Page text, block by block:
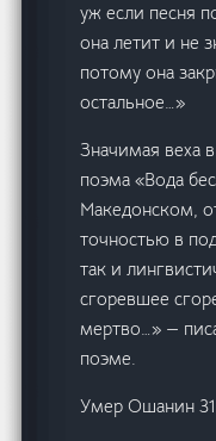
уж если песня
она летит и не
потому она
остальное…»
Значимая веха
поэма «Вода
Македонском,
точностью в
так и
сгоревшее
мертво…» —
поэме.
Умер Ошанин 31